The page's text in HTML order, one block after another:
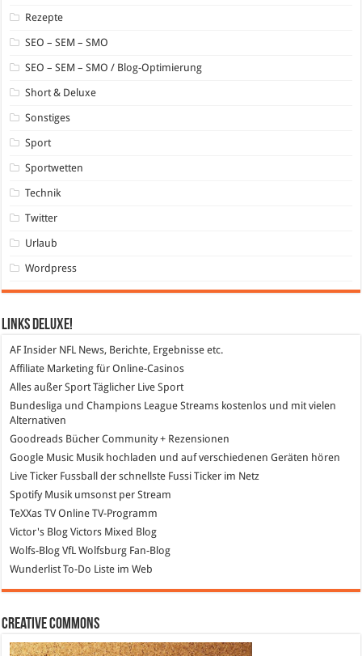
Rezepte
SEO – SEM – SMO
SEO – SEM – SMO / Blog-Optimierung
Short & Deluxe
Sonstiges
Sport
Sportwetten
Technik
Twitter
Urlaub
Wordpress
Links DeLuXe!
AF Insider NFL News, Berichte, Ergebnisse etc.
Affiliate Marketing für Online-Casinos
Alles außer Sport Täglicher Live Sport
Bundesliga und Champions League Streams kostenlos und mit vielen
Alternativen
Goodreads Bücher Community + Rezensionen
Google Music Musik hochladen und auf verschiedenen Geräten hören
Live Ticker Fussball der schnellste Fussi Ticker im Netz
SpotifyMusik umsonst per Stream
TeXXas TVOnline TV-Programm
Victor's Blog Victors Mixed Blog
Wolfs-Blog VfL Wolfsburg Fan-Blog
Wunderlist To-Do Liste im Web
Creative Commons